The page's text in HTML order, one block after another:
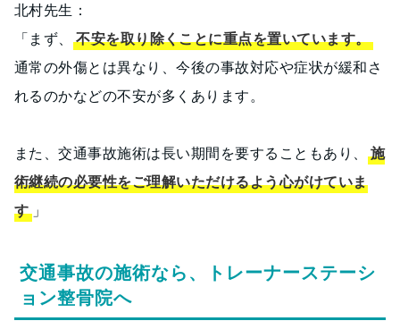
北村先生：
「まず、
不安を取り除くことに重点を置いています。
通常の外傷とは異なり、今後の事故対応や症状が緩和さ
れるのかなどの不安が多くあります。
また、交通事故施術は長い期間を要することもあり、
施
術継続の必要性をご理解いただけるよう心がけていま
す」
交通事故の施術なら、トレーナーステーシ
ョン整骨院へ